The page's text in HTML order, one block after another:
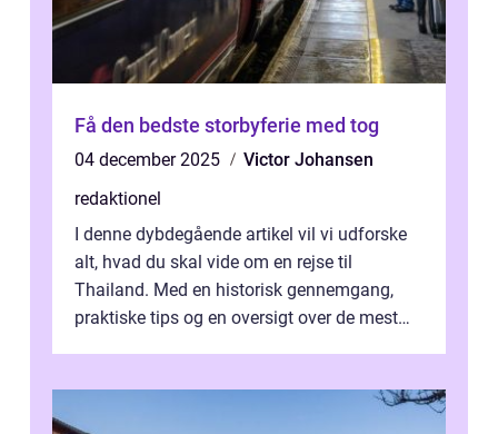
Få den bedste storbyferie med tog
04 december 2025
Victor Johansen
redaktionel
I denne dybdegående artikel vil vi udforske
alt, hvad du skal vide om en rejse til
Thailand. Med en historisk gennemgang,
praktiske tips og en oversigt over de mest